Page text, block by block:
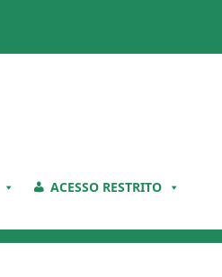
ACESSO RESTRITO